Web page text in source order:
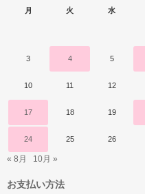
月 火 水
3 4 5
10 11 12
17 18 19
24 25 26
« 8月 10月 »
お支払い方法